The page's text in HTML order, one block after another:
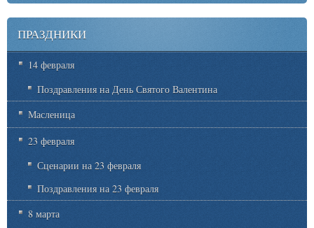
ПРАЗДНИКИ
14 февраля
Поздравления на День Святого Валентина
Масленица
23 февраля
Сценарии на 23 февраля
Поздравления на 23 февраля
8 марта